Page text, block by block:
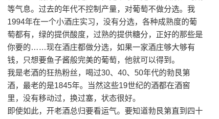
等气息。过去的年代不控制产量，对葡萄不做分选。我
1994年在一个小酒庄实习，没有分选，各种成熟度的葡
萄都有，绿的提供酸度，过熟的提供糖分，正好的那些是
你要的……现在酒庄都做分选，如果一家酒庄够大够有
钱，只想要鱼子酱般完美的葡萄，他就可以得到。
我是老酒的狂热粉丝，喝过30、40、50年代的勃艮第
酒，最老的是1845年。当然这些19世纪的酒都在酒窖
里，没有移动过，换过塞，状态很好。
即使如此，开老酒总归要看运气。要知道勃艮第直到四十